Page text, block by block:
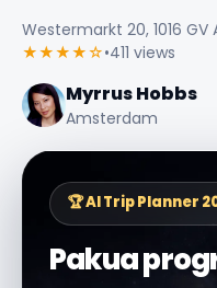
Westermarkt 20, 1016
★★★★☆•411 views
Myrrus Hobbs
Amsterdam
🏆 AI Trip Planner
Pakua